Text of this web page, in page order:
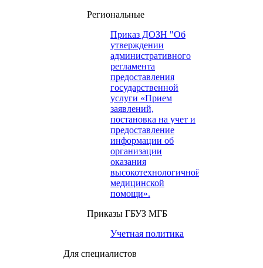
Региональные
Приказ ДОЗН "Об
утверждении
административного
регламента
предоставления
государственной
услуги «Прием
заявлений,
постановка на учет и
предоставление
информации об
организации
оказания
высокотехнологичной
медицинской
помощи».
Приказы ГБУЗ МГБ
Учетная политика
Для специалистов